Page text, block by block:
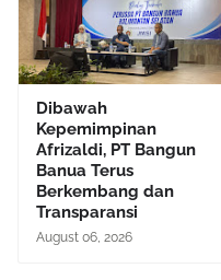
Dibawah
Kepemimpinan
Afrizaldi, PT Bangun
Banua Terus
Berkembang dan
Transparansi
August 06, 2026